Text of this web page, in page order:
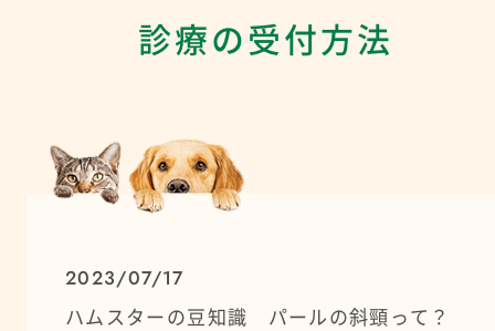
診療の受付方法
2023/07/17
ハムスターの豆知識 パールの斜頸って？